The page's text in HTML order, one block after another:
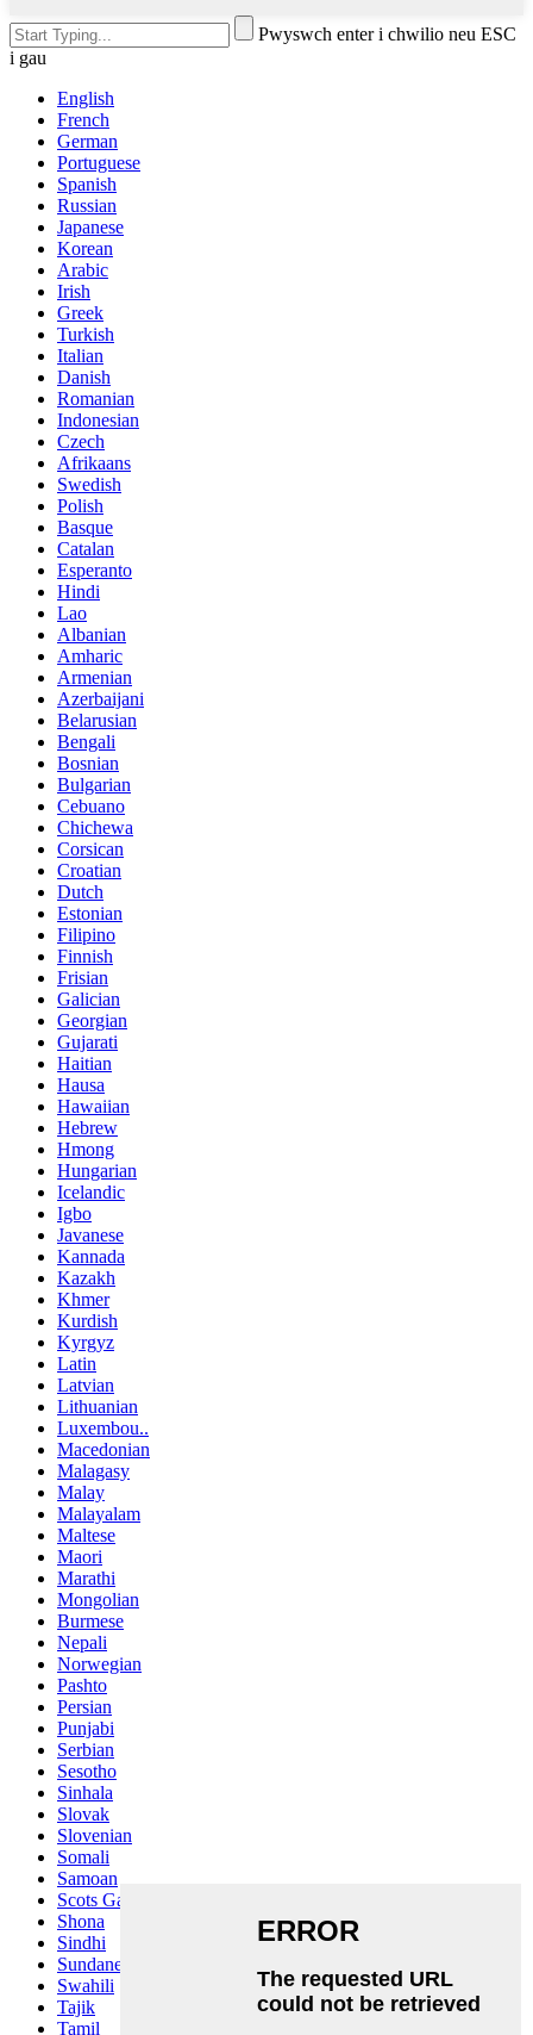
Pwyswch enter i chwilio neu ESC
i gau
English
French
German
Portuguese
Spanish
Russian
Japanese
Korean
Arabic
Irish
Greek
Turkish
Italian
Danish
Romanian
Indonesian
Czech
Afrikaans
Swedish
Polish
Basque
Catalan
Esperanto
Hindi
Lao
Albanian
Amharic
Armenian
Azerbaijani
Belarusian
Bengali
Bosnian
Bulgarian
Cebuano
Chichewa
Corsican
Croatian
Dutch
Estonian
Filipino
Finnish
Frisian
Galician
Georgian
Gujarati
Haitian
Hausa
Hawaiian
Hebrew
Hmong
Hungarian
Icelandic
Igbo
Javanese
Kannada
Kazakh
Khmer
Kurdish
Kyrgyz
Latin
Latvian
Lithuanian
Luxembou..
Macedonian
Malagasy
Malay
Malayalam
Maltese
Maori
Marathi
Mongolian
Burmese
Nepali
Norwegian
Pashto
Persian
Punjabi
Serbian
Sesotho
Sinhala
Slovak
Slovenian
Somali
Samoan
Scots Gaelic
Shona
Sindhi
Sundanese
Swahili
Tajik
Tamil